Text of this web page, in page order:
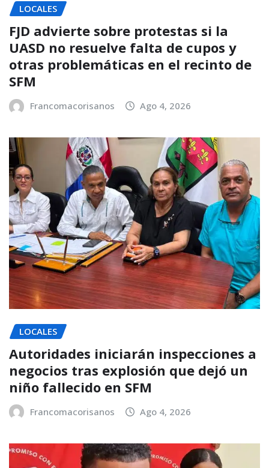
LOCALES
FJD advierte sobre protestas si la
UASD no resuelve falta de cupos y
otras problemáticas en el recinto de
SFM
Francomacorisanos Ago 4, 2026
LOCALES
Autoridades iniciarán inspecciones a
negocios tras explosión que dejó un
niño fallecido en SFM
Francomacorisanos Ago 4, 2026